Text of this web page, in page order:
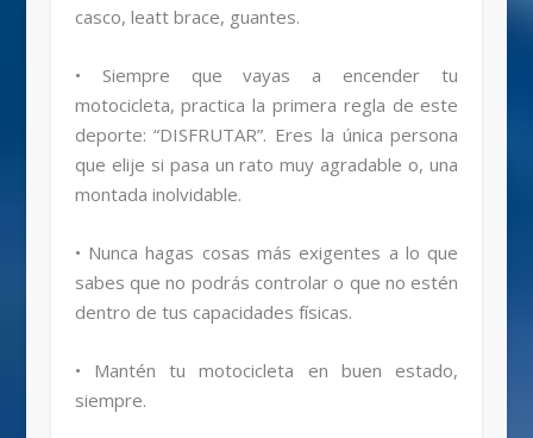
casco, leatt brace, guantes.
• Siempre que vayas a encender tu
motocicleta, practica la primera regla de este
deporte: “DISFRUTAR”. Eres la única persona
que elije si pasa un rato muy agradable o, una
montada inolvidable.
• Nunca hagas cosas más exigentes a lo que
sabes que no podrás controlar o que no estén
dentro de tus capacidades físicas.
• Mantén tu motocicleta en buen estado,
siempre.